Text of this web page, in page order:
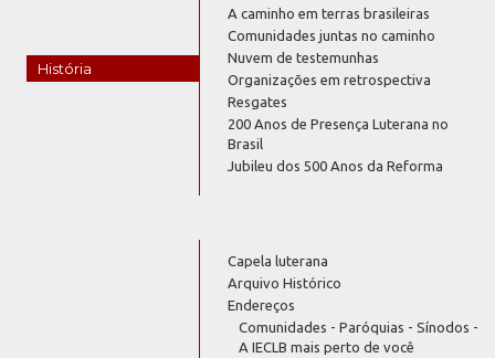
História
A caminho em terras brasileiras
Comunidades juntas no caminho
Nuvem de testemunhas
Organizações em retrospectiva
Resgates
200 Anos de Presença Luterana no
Brasil
Jubileu dos 500 Anos da Reforma
Capela luterana
Arquivo Histórico
Endereços
Comunidades - Paróquias - Sínodos -
A IECLB mais perto de você